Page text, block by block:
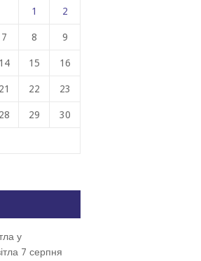
1 2
7 8 9
14 15 16
21 22 23
28 29 30
у
7 серпня